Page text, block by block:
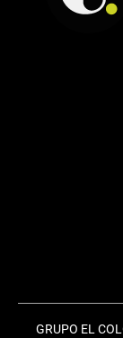
GRUPO EL